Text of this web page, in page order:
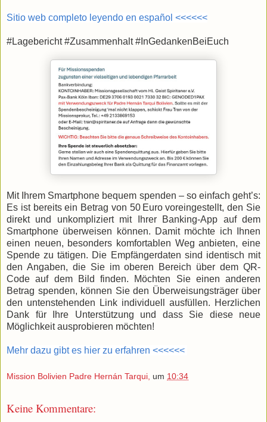
Sitio web completo leyendo en español <<<<<<
#Lagebericht #Zusammenhalt #InGedankenBeiEuch
Mit Ihrem Smartphone bequem spenden – so einfach geht’s:
Es ist bereits ein Betrag von 50 Euro voreingestellt, den Sie
direkt und unkompliziert mit Ihrer Banking-App auf dem
Smartphone überweisen können. Damit möchte ich Ihnen
einen neuen, besonders komfortablen Weg anbieten, eine
Spende zu tätigen. Die Empfängerdaten sind identisch mit
den Angaben, die Sie im oberen Bereich über dem QR-
Code auf dem Bild finden. Möchten Sie einen anderen
Betrag spenden, können Sie den Überweisungsträger über
den untenstehenden Link individuell ausfüllen. Herzlichen
Dank für Ihre Unterstützung und dass Sie diese neue
Möglichkeit ausprobieren möchten!
Mehr dazu gibt es hier zu erfahren <<<<<<
Mission Bolivien Padre Hernán Tarqui, um 10:34
Keine Kommentare: